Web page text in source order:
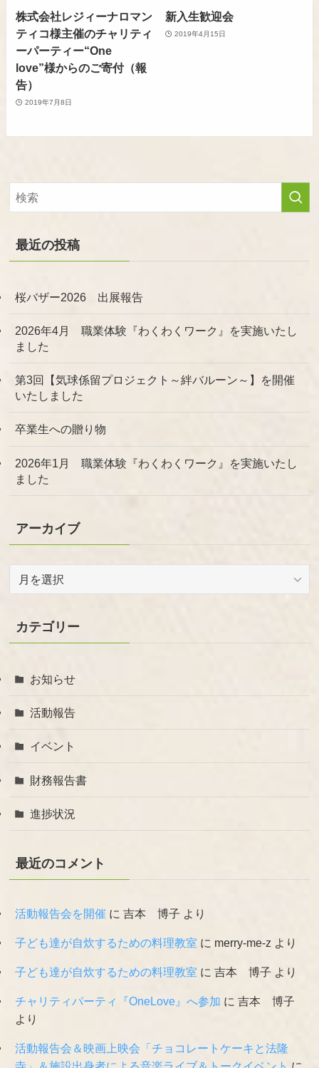
株式会社レジィーナロマン
ティコ様主催のチャリティ
ーパーティー“One
love”様からのご寄付（報
告）
2019年7月8日
新入生歓迎会
2019年4月15日
最近の投稿
桜バザー2026 出展報告
2026年4月 職業体験『わくわくワーク』を実施いたし
ました
第3回【気球係留プロジェクト～絆バルーン～】を開催
いたしました
卒業生への贈り物
2026年1月 職業体験『わくわくワーク』を実施いたし
ました
アーカイブ
イ
ブ
カテゴリー
お知らせ
活動報告
イベント
財務報告書
進捗状況
最近のコメント
活動報告会を開催 に吉本 博子 より
子ども達が自炊するための料理教室 に merry-me-z より
子ども達が自炊するための料理教室 に吉本 博子 より
チャリティパーティ『OneLove』へ参加 に吉本 博子
より
活動報告会＆映画上映会「チョコレートケーキと法隆